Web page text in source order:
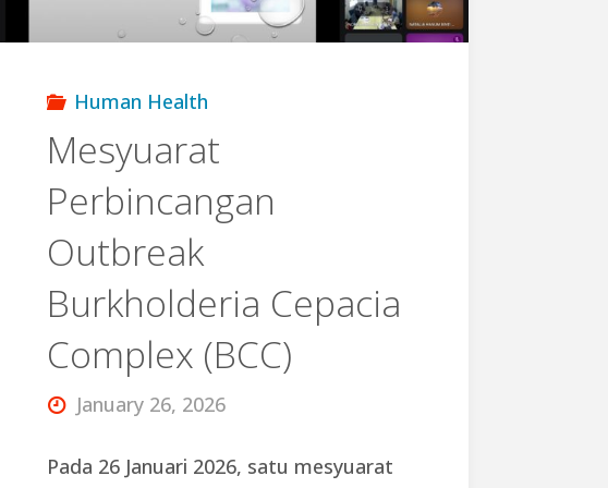
Malaysia"
Human Health
Mesyuarat
Perbincangan
Outbreak
Burkholderia Cepacia
Complex (BCC)
January 26, 2026
Pada 26 Januari 2026, satu mesyuarat